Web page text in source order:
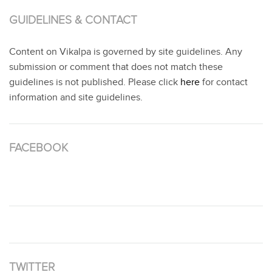
GUIDELINES & CONTACT
Content on Vikalpa is governed by site guidelines. Any
submission or comment that does not match these
guidelines is not published. Please click here for contact
information and site guidelines.
FACEBOOK
TWITTER